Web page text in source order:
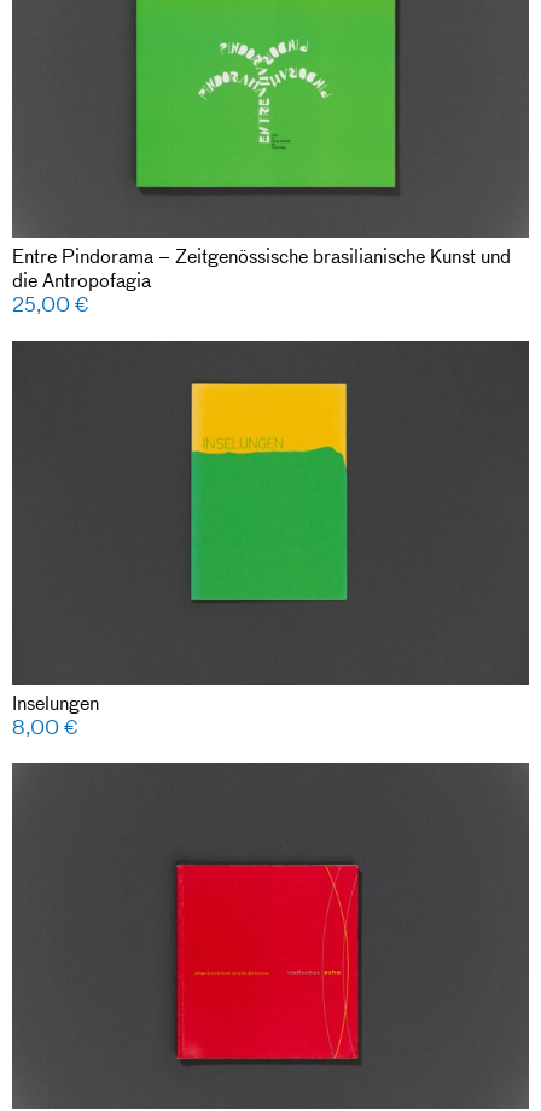
Entre Pindorama – Zeitgenössische brasilianische Kunst und
die Antropofagia
25,00€
Inselungen
8,00€